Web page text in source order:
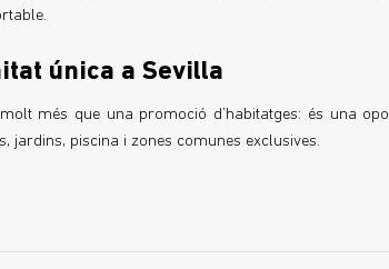
única a Sevilla
més que una promoció d’habitatges: és una
jardins, piscina i zones comunes exclusives.